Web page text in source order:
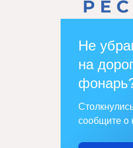
Не
на
сообщите о